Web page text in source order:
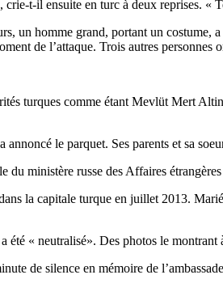
t-il ensuite en turc à deux reprises.
un homme grand, portant un
de l’attaque. Trois autres personnes
turques comme étant Mevlüt Mert
le parquet. Ses parents et sa
du ministère russe des Affaires
la capitale turque en juillet 2013.
été « neutralisé». Des photos le
de silence en mémoire de